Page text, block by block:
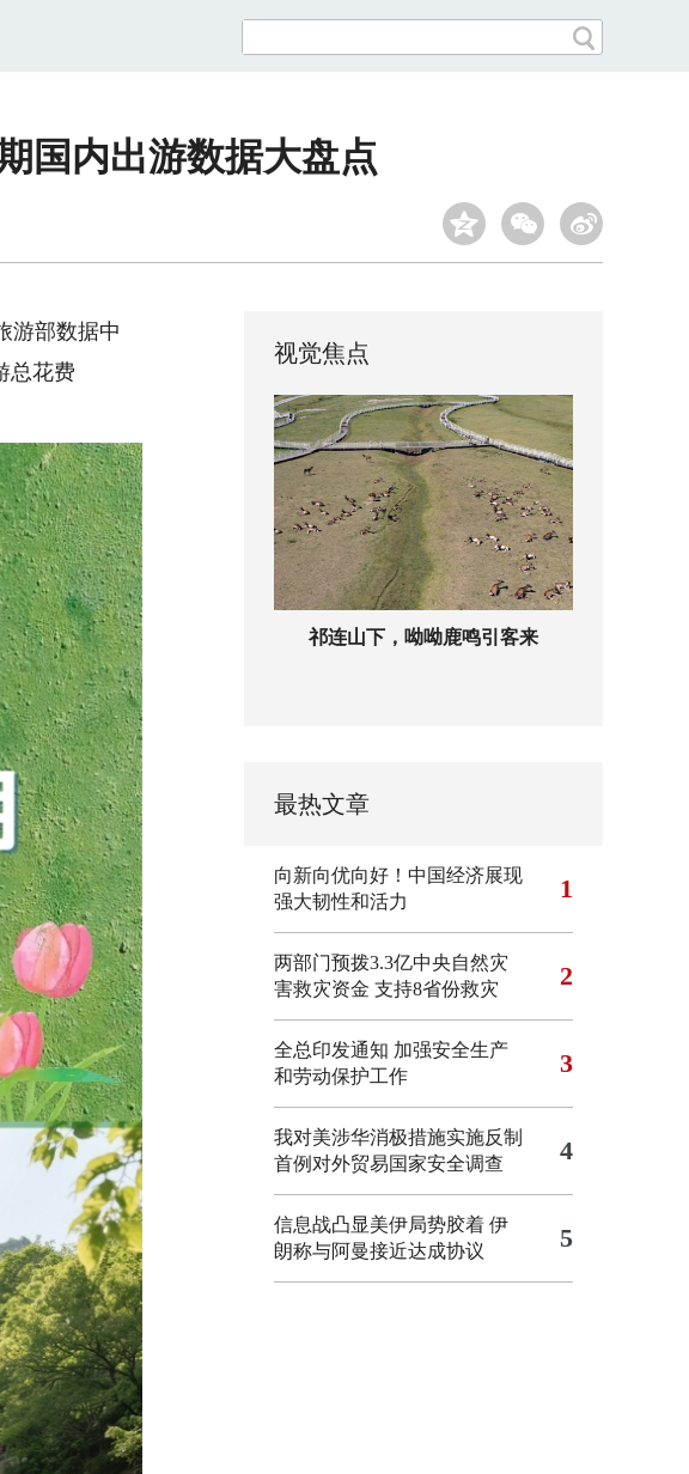
国内出游数据大盘点
游部数据中
总花费
视觉焦点
祁连山下，呦呦鹿鸣引客来
最热文章
向新向优向好！中国经济展现
强大韧性和活力
1
两部门预拨3.3亿中央自然灾
害救灾资金 支持8省份救灾
2
全总印发通知 加强安全生产
和劳动保护工作
3
我对美涉华消极措施实施反制
首例对外贸易国家安全调查
4
信息战凸显美伊局势胶着 伊
朗称与阿曼接近达成协议
5